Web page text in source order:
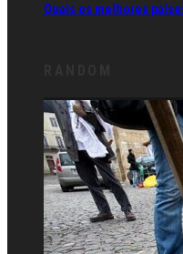
Quais os melhores